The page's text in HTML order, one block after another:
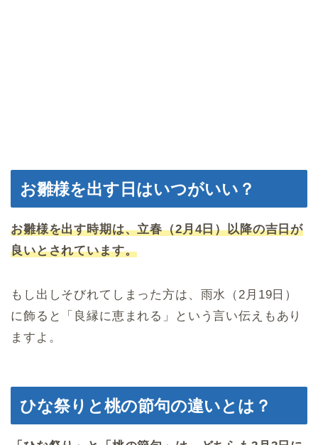
お雛様を出す日はいつがいい？
お雛様を出す時期は、立春（2月4日）以降の吉日が
良いとされています。
もし出しそびれてしまった方は、雨水（2月19日）
に飾ると「良縁に恵まれる」という言い伝えもあり
ますよ。
ひな祭りと桃の節句の違いとは？